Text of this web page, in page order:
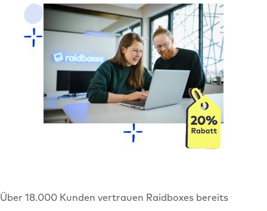
Über 18.000 Kunden vertrauen Raidboxes bereits